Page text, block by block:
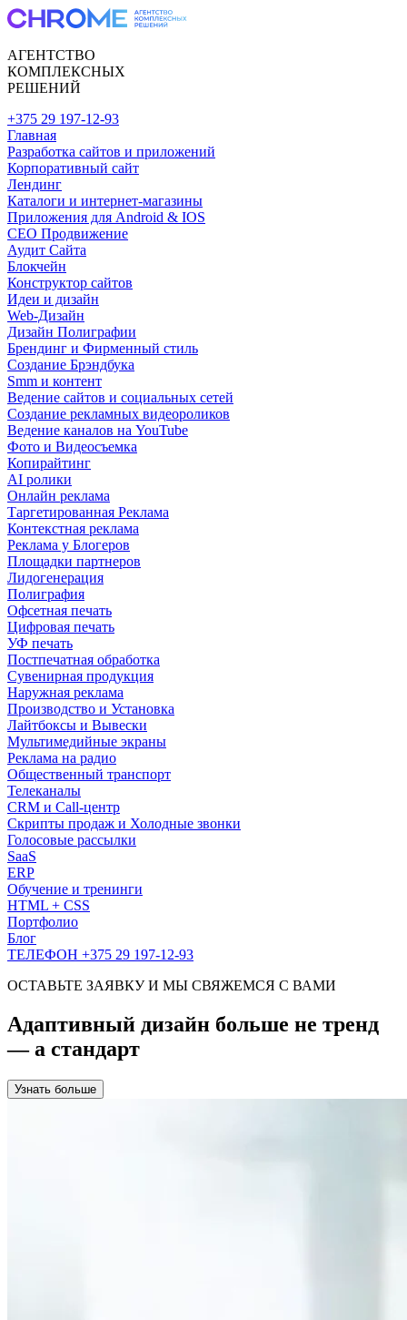
АГЕНТСТВО
КОМПЛЕКСНЫХ
РЕШЕНИЙ
+375 29 197-12-93
Главная
Разработка сайтов и приложений
Корпоративный сайт
Лендинг
Каталоги и интернет-магазины
Приложения для Android & IOS
CEO Продвижение
Аудит Сайта
Блокчейн
Конструктор сайтов
Идеи и дизайн
Web-Дизайн
Дизайн Полиграфии
Брендинг и Фирменный стиль
Создание Брэндбука
Smm и контент
Ведение сайтов и социальных сетей
Создание рекламных видеороликов
Ведение каналов на YouTube
Фото и Видеосъемка
Копирайтинг
AI ролики
Онлайн реклама
Таргетированная Реклама
Контекстная реклама
Реклама у Блогеров
Площадки партнеров
Лидогенерация
Полиграфия
Офсетная печать
Цифровая печать
УФ печать
Постпечатная обработка
Сувенирная продукция
Наружная реклама
Производство и Установка
Лайтбоксы и Вывески
Мультимедийные экраны
Реклама на радио
Общественный транспорт
Телеканалы
CRM и Call-центр
Скрипты продаж и Холодные звонки
Голосовые рассылки
SaaS
ERP
Обучение и тренинги
HTML + CSS
Портфолио
Блог
ТЕЛЕФОН +375 29 197-12-93
ОСТАВЬТЕ ЗАЯВКУ И МЫ СВЯЖЕМСЯ С ВАМИ
Адаптивный дизайн больше не тренд
— а стандарт
Узнать больше